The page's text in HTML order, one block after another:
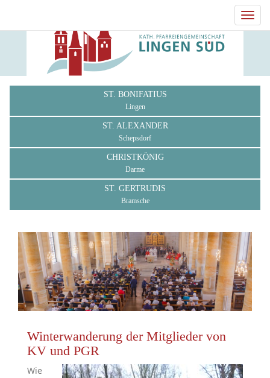
ST. BONIFATIUS
Lingen
ST. ALEXANDER
Schepsdorf
CHRISTKÖNIG
Darme
ST. GERTRUDIS
Bramsche
Winterwanderung der Mitglieder von
KV und PGR
Wie